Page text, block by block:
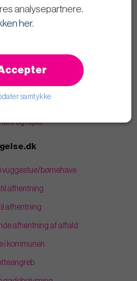
på video
og rejser
vuggestue/børnehave
afhentning
afhentning
afhentning af affald
i kommunen
analysepartnere.
her.
samtykke